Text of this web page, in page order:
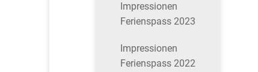
Impressionen
Ferienspass 2023
Impressionen
Ferienspass 2022